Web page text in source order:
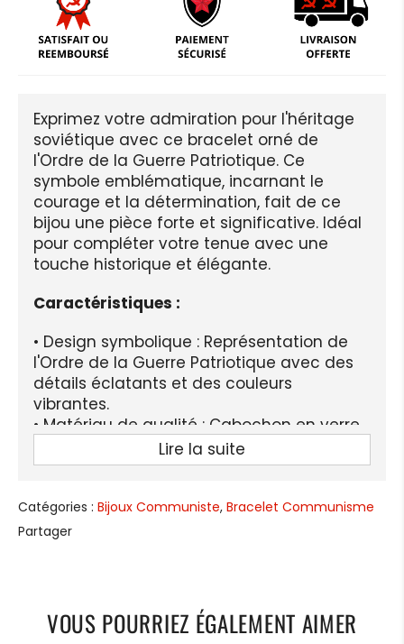
Exprimez votre admiration pour l'héritage
soviétique avec ce bracelet orné de
l'Ordre de la Guerre Patriotique. Ce
symbole emblématique, incarnant le
courage et la détermination, fait de ce
bijou une pièce forte et significative. Idéal
pour compléter votre tenue avec une
touche historique et élégante.
Caractéristiques :
• Design symbolique : Représentation de
l'Ordre de la Guerre Patriotique avec des
détails éclatants et des couleurs
vibrantes.
• Matériau de qualité : Cabochon en verre
résistant et monture en alliage de zinc,
alliant durabilité et esthétisme.
fermoir mousqueton pour un confort
optimal.
• Polyvalence : S’adapte à tous les styles,
du quotidien aux occasions spéciales.
Lire la suite
Catégories : Bijoux Communiste, Bracelet Communisme
Partager
VOUS POURRIEZ ÉGALEMENT AIMER